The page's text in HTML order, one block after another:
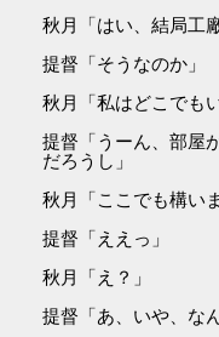
秋月「はい、結局工
提督「そうなのか」
秋月「私はどこでも
提督「うーん、部屋
だろうし」
秋月「ここでも構い
提督「ええっ」
秋月「え？」
提督「あ、いや、な